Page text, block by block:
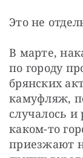
Это не
В марте,
по городу
брянских
камуфляж,
случалось
каком-то
приезжают